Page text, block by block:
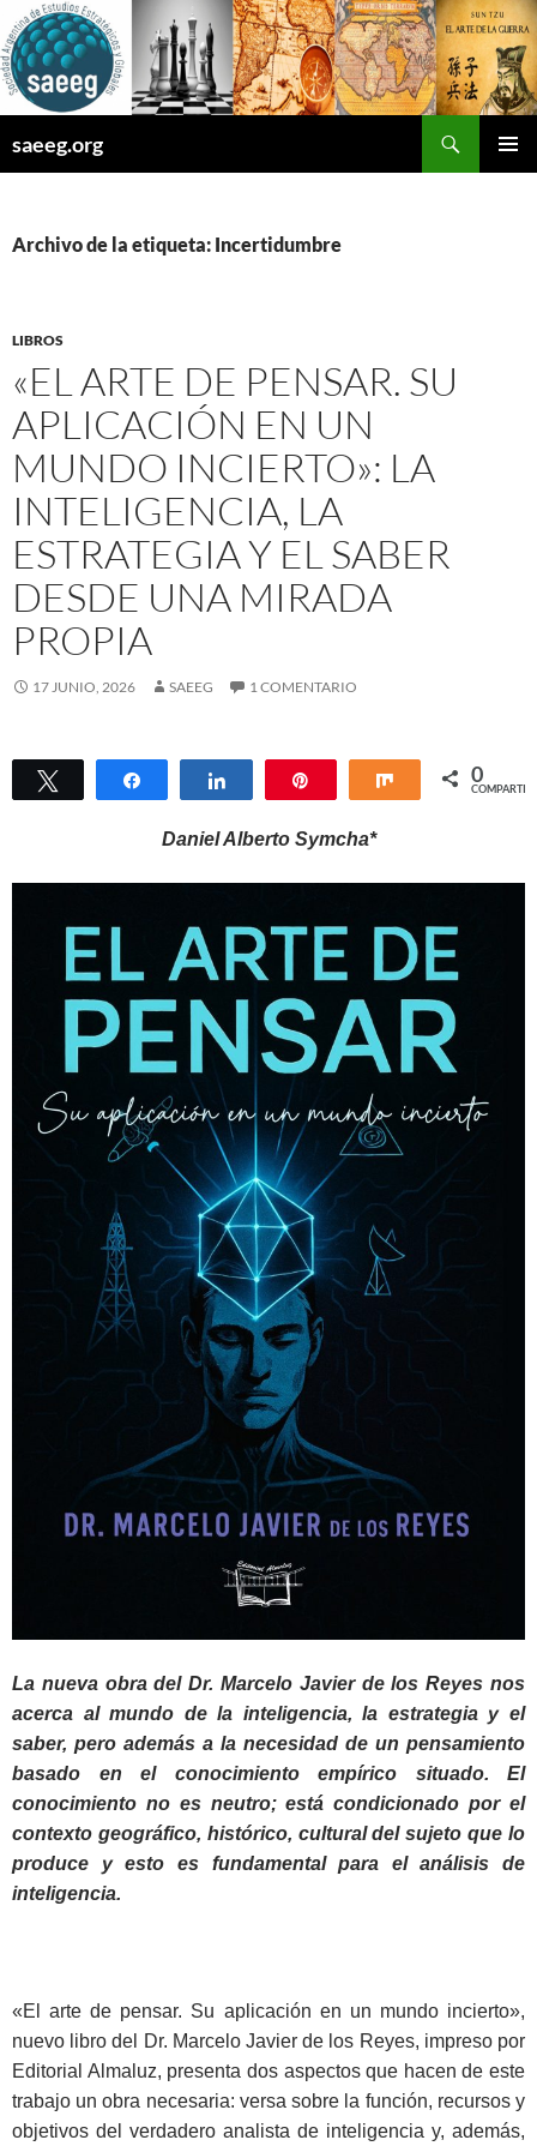
Saltar
al
contenido
saeeg.org
Archivo de la etiqueta: Incertidumbre
LIBROS
«EL ARTE DE PENSAR. SU
APLICACIÓN EN UN
MUNDO INCIERTO»: LA
INTELIGENCIA, LA
ESTRATEGIA Y EL SABER
DESDE UNA MIRADA
PROPIA
17 JUNIO, 2026 SAEEG 1 COMENTARIO
Twittear Compartir Compartir Compartir
0
COMPARTIR
Daniel Alberto Symcha*
La nueva obra del Dr. Marcelo Javier de los Reyes nos
acerca al mundo de la inteligencia, la estrategia y el
saber, pero además a la necesidad de un pensamiento
basado en el conocimiento empírico situado. El
conocimiento no es neutro; está condicionado por el
contexto geográfico, histórico, cultural del sujeto que lo
produce y esto es fundamental para el análisis de
inteligencia.
«El arte de pensar. Su aplicación en un mundo incierto»,
nuevo libro del Dr. Marcelo Javier de los Reyes, impreso por
Editorial Almaluz, presenta dos aspectos que hacen de este
trabajo un obra necesaria: versa sobre la función, recursos y
objetivos del verdadero analista de inteligencia y, además,